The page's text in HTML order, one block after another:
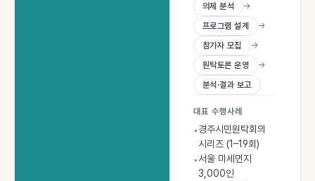
의제 분석
→
프로그램 설계
→
참가자 모집
→
원탁토론 운영
→
분석·결과 보고
대표 수행사례
•경주시민원탁회의
시리즈 (1–19회)
•서울 미세먼지
3,000인